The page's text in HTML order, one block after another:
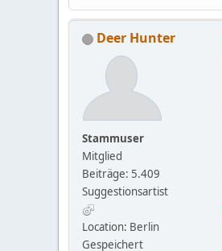
Deer Hunter
Stammuser
Mitglied
Beiträge: 5.409
Suggestionsartist
Location: Berlin
Gespeichert